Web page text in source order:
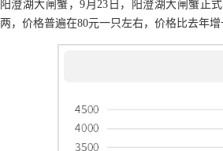
阳澄湖大闸蟹，9月23日，阳澄湖大闸蟹正
两，价格普遍在80元一只左右，价格比去年增